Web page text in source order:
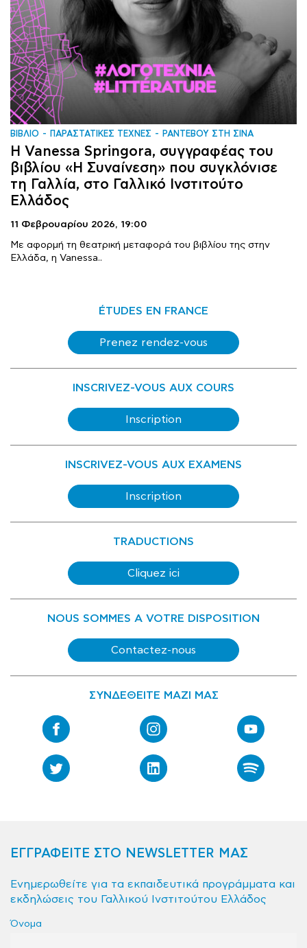
ΒΙΒΛΙΟ ΠΑΡΑΣΤΑΤΙΚΕΣ ΤΕΧΝΕΣ ΡΑΝΤΕΒΟΥ ΣΤΗ ΣΙΝΑ
Η Vanessa Springora, συγγραφέας του
βιβλίου «Η Συναίνεση» που συγκλόνισε
τη Γαλλία, στο Γαλλικό Ινστιτούτο
Ελλάδος
11 Φεβρουαρίου 2026, 19:00
Με αφορμή τη θεατρική μεταφορά του βιβλίου της στην
Ελλάδα, η Vanessa..
ÉTUDES EN FRANCE
Prenez rendez-vous
INSCRIVEZ-VOUS AUX COURS
Inscription
INSCRIVEZ-VOUS AUX EXAMENS
Inscription
TRADUCTIONS
Cliquez ici
NOUS SOMMES A VOTRE DISPOSITION
Contactez-nous
ΣΥΝΔΕΘΕΙΤΕ ΜΑΖΙ ΜΑΣ
ΕΓΓΡΑΦΕΙΤΕ ΣΤΟ NEWSLETTER ΜΑΣ
Ενημερωθείτε για τα εκπαιδευτικά προγράμματα και
εκδηλώσεις του Γαλλικού Ινστιτούτου Ελλάδος
Όνομα